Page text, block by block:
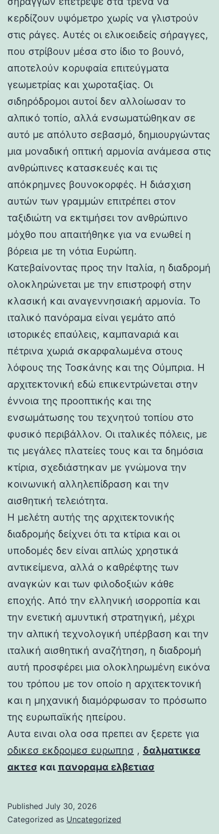
κερδίζουν υψόμετρο χωρίς να γλιστρούν
στις ράγες. Αυτές οι ελικοειδείς σήραγγες,
που στρίβουν μέσα στο ίδιο το βουνό,
αποτελούν κορυφαία επιτεύγματα
γεωμετρίας και χωροταξίας. Οι
σιδηρόδρομοι αυτοί δεν αλλοίωσαν το
αλπικό τοπίο, αλλά ενσωματώθηκαν σε
αυτό με απόλυτο σεβασμό, δημιουργώντας
μια μοναδική οπτική αρμονία ανάμεσα στις
ανθρώπινες κατασκευές και τις
απόκρημνες βουνοκορφές. Η διάσχιση
αυτών των γραμμών επιτρέπει στον
ταξιδιώτη να εκτιμήσει τον ανθρώπινο
μόχθο που απαιτήθηκε για να ενωθεί η
βόρεια με τη νότια Ευρώπη.
Κατεβαίνοντας προς την Ιταλία, η διαδρομή
ολοκληρώνεται με την επιστροφή στην
κλασική και αναγεννησιακή αρμονία. Το
ιταλικό πανόραμα είναι γεμάτο από
ιστορικές επαύλεις, καμπαναριά και
πέτρινα χωριά σκαρφαλωμένα στους
λόφους της Τοσκάνης και της Ούμπρια. Η
αρχιτεκτονική εδώ επικεντρώνεται στην
έννοια της προοπτικής και της
ενσωμάτωσης του τεχνητού τοπίου στο
φυσικό περιβάλλον. Οι ιταλικές πόλεις, με
τις μεγάλες πλατείες τους και τα δημόσια
κτίρια, σχεδιάστηκαν με γνώμονα την
κοινωνική αλληλεπίδραση και την
αισθητική τελειότητα.
Η μελέτη αυτής της αρχιτεκτονικής
διαδρομής δείχνει ότι τα κτίρια και οι
υποδομές δεν είναι απλώς χρηστικά
αντικείμενα, αλλά ο καθρέφτης των
αναγκών και των φιλοδοξιών κάθε
εποχής. Από την ελληνική ισορροπία και
την ενετική αμυντική στρατηγική, μέχρι
την αλπική τεχνολογική υπέρβαση και την
ιταλική αισθητική αναζήτηση, η διαδρομή
αυτή προσφέρει μια ολοκληρωμένη εικόνα
του τρόπου με τον οποίο η αρχιτεκτονική
και η μηχανική διαμόρφωσαν το πρόσωπο
της ευρωπαϊκής ηπείρου.
Αυτα ειναι ολα οσα πρεπει αν ξερετε για
οδικεσ εκδρομεσ ευρωπησ , δαλματικεσ
ακτεσ και πανοραμα ελβετιασ
Published July 30, 2026
Categorized as Uncategorized